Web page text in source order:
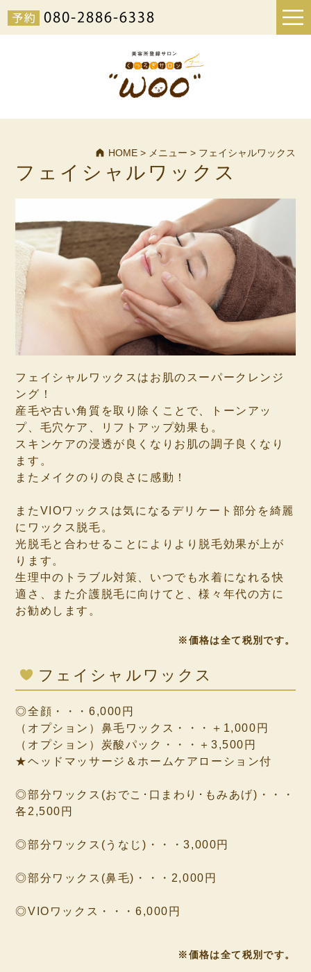
HOME> メニュー > フェイシャルワックス
フェイシャルワックス
フェイシャルワックスはお肌のスーパークレンジ
ング！
産毛や古い角質を取り除くことで、トーンアッ
プ、毛穴ケア、リフトアップ効果も。
スキンケアの浸透が良くなりお肌の調子良くなり
ます。
またメイクのりの良さに感動！
またVIOワックスは気になるデリケート部分を綺麗
にワックス脱毛。
光脱毛と合わせることによりより脱毛効果が上が
ります。
生理中のトラブル対策、いつでも水着になれる快
適さ、また介護脱毛に向けてと、様々年代の方に
お勧めします。
※価格は全て税別です。
フェイシャルワックス
◎全顔・・・6,000円
（オプション）鼻毛ワックス・・・＋1,000円
（オプション）炭酸パック・・・＋3,500円
★ヘッドマッサージ＆ホームケアローション付
◎部分ワックス(おでこ･口まわり･もみあげ)・・・
各2,500円
◎部分ワックス(うなじ)・・・3,000円
◎部分ワックス(鼻毛)・・・2,000円
◎VIOワックス・・・6,000円
※価格は全て税別です。